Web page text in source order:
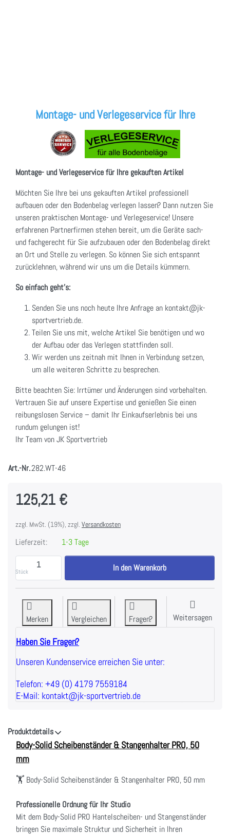
Montage- und Verlegeservice für Ihre
Montage- und Verlegeservice für Ihre gekauften Artikel
Möchten Sie Ihre bei uns gekauften Artikel professionell
aufbauen oder den Bodenbelag verlegen lassen? Dann nutzen Sie
unseren praktischen Montage- und Verlegeservice! Unsere
erfahrenen Partnerfirmen stehen bereit, um die Geräte sach-
und fachgerecht für Sie aufzubauen oder den Bodenbelag direkt
an Ort und Stelle zu verlegen. So können Sie sich entspannt
zurücklehnen, während wir uns um die Details kümmern.
So einfach geht's:
Senden Sie uns noch heute Ihre Anfrage an kontakt@jk-
sportvertrieb.de.
Teilen Sie uns mit, welche Artikel Sie benötigen und wo
der Aufbau oder das Verlegen stattfinden soll.
Wir werden uns zeitnah mit Ihnen in Verbindung setzen,
um alle weiteren Schritte zu besprechen.
Bitte beachten Sie: Irrtümer und Änderungen sind vorbehalten.
Vertrauen Sie auf unsere Expertise und genießen Sie einen
reibungslosen Service – damit Ihr Einkaufserlebnis bei uns
rundum gelungen ist!
Ihr Team von JK Sportvertrieb
Art.-Nr.282.WT-46
125,21 €
zzgl. MwSt. (19%), zzgl. Versandkosten
Lieferzeit: 1-3 Tage
Stück
Body-Solid Scheibenständer & Stangenhalter PRO,
In den Warenkorb
Merken Vergleichen Fragen? Weitersagen
Haben Sie Fragen?
Unseren Kundenservice erreichen Sie unter:
Telefon: +49 (0) 4179 7559184
E-Mail: kontakt@jk-sportvertrieb.de
Produktdetails
Body-Solid Scheibenständer & Stangenhalter PRO, 50
mm
🏋️ Body-Solid Scheibenständer & Stangenhalter PRO, 50 mm
Professionelle Ordnung für Ihr Studio
Mit dem Body-Solid PRO Hantelscheiben- und Stangenständer
bringen Sie maximale Struktur und Sicherheit in Ihren